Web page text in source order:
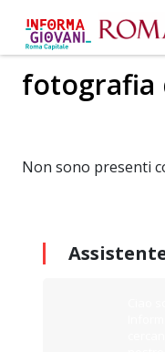
fotografia
Non sono presenti